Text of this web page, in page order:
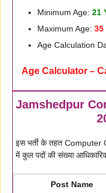
Minimum Age: 21
Maximum Age: 35
Age Calculation
Age Calculator –
Jamshedpur
इस भर्ती के तहत Computer
में कुल पदों की संख्या
Post Name